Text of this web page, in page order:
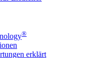
®
erklärt